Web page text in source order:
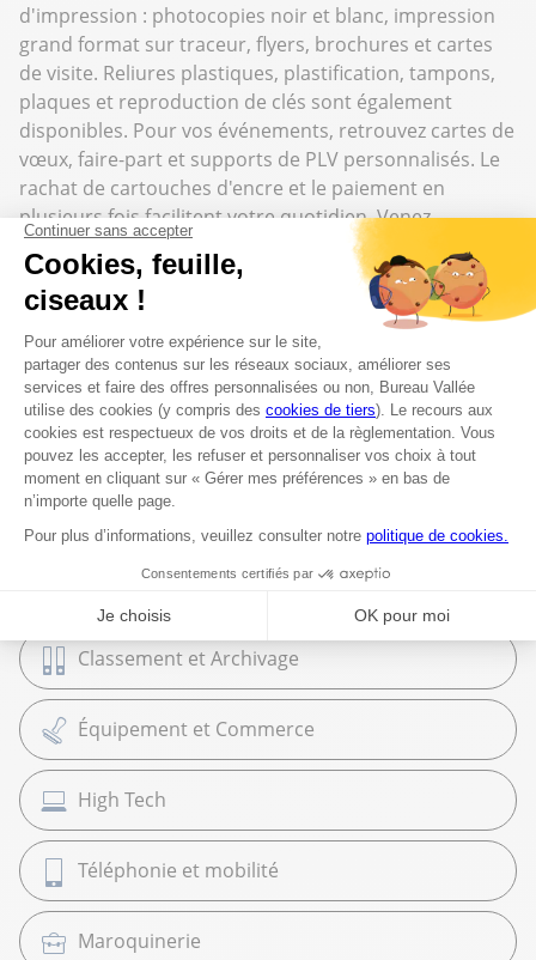
d'impression : photocopies noir et blanc, impression
grand format sur traceur, flyers, brochures et cartes
de visite. Reliures plastiques, plastification, tampons,
plaques et reproduction de clés sont également
disponibles. Pour vos événements, retrouvez cartes de
vœux, faire-part et supports de PLV personnalisés. Le
rachat de cartouches d'encre et le paiement en
plusieurs fois facilitent votre quotidien. Venez
découvrir le magasin.
Top catégories
Cartouches et Toners
Mobilier de bureau
Bureautique
Papeterie et Fournitures
Classement et Archivage
Équipement et Commerce
High Tech
Téléphonie et mobilité
Maroquinerie